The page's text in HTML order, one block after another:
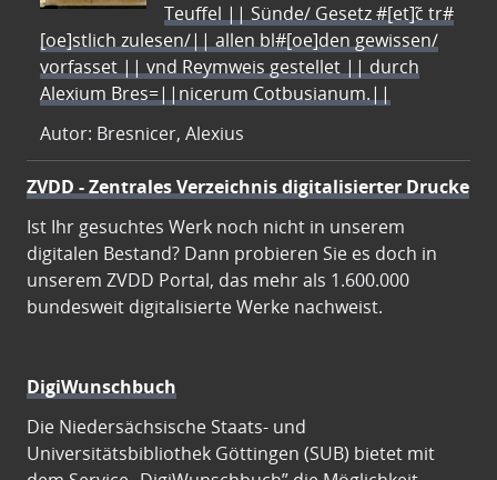
Teuffel || Sünde/ Gesetz #[et]c̃ tr#
[oe]stlich zulesen/|| allen bl#[oe]den gewissen/
vorfasset || vnd Reymweis gestellet || durch
Alexium Bres=||nicerum Cotbusianum.||
Autor: Bresnicer, Alexius
ZVDD - Zentrales Verzeichnis digitalisierter Drucke
Ist Ihr gesuchtes Werk noch nicht in unserem
digitalen Bestand? Dann probieren Sie es doch in
unserem ZVDD Portal, das mehr als 1.600.000
bundesweit digitalisierte Werke nachweist.
DigiWunschbuch
Die Niedersächsische Staats- und
Universitätsbibliothek Göttingen (SUB) bietet mit